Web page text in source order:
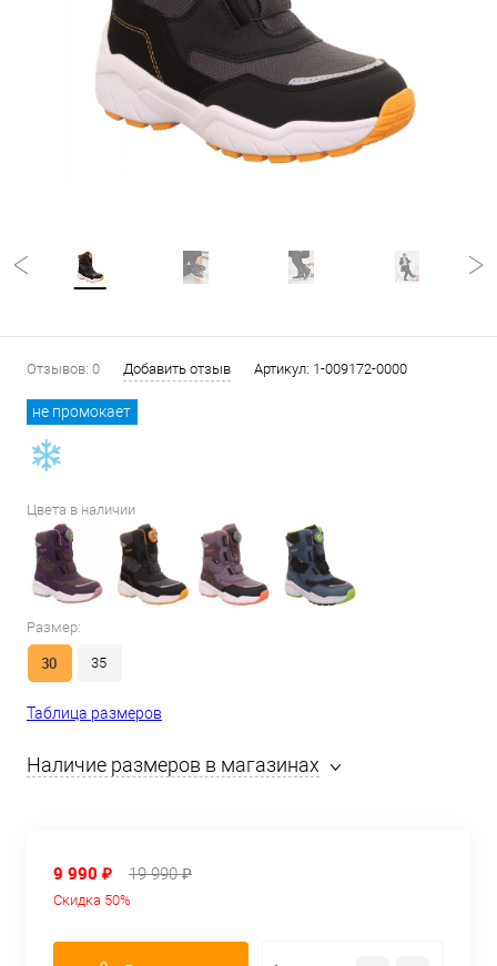
Отзывов: 0 Добавить отзыв Артикул: 1-009172-0000
не промокает
Цвета в наличии
Размер:
30 35
Таблица размеров
Наличие размеров в магазинах
9 990 ₽ 19 990 ₽
Скидка 50%